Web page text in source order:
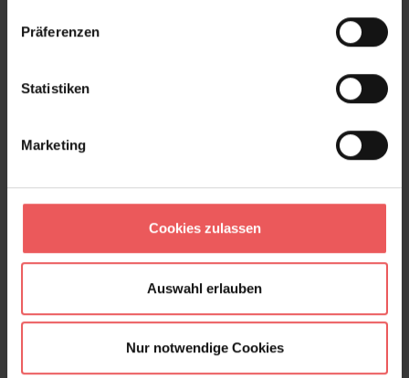
Präferenzen
Statistiken
Marketing
Cookies zulassen
Auswahl erlauben
Nur notwendige Cookies
Anneke, col. 17